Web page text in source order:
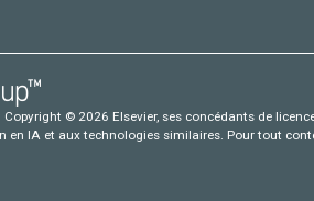
© 2026 Elsevier, ses concédants de
en IA et aux technologies similaires. Pour tout